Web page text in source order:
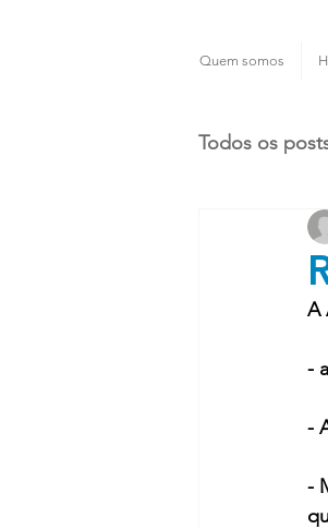
Quem somos
Todos os
A
-
-
-